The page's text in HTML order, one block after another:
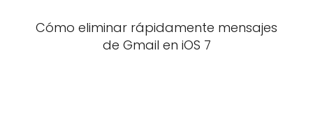
Cómo eliminar rápidamente mensajes
de Gmail en iOS 7